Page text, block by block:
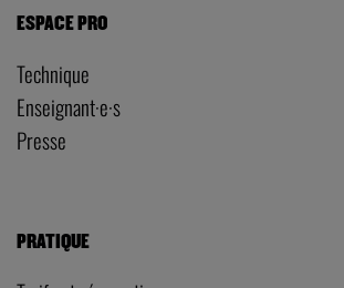
ESPACE PRO
Technique
Enseignant·e·s
Presse
PRATIQUE